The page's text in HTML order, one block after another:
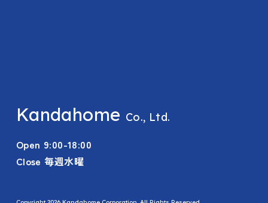
Kandahome Co., Ltd.
Open 9:00-18:00
Close 毎週水曜